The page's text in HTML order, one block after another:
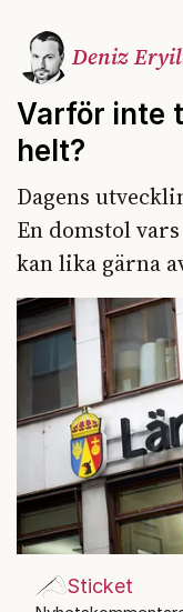
Deniz
Varför inte
helt?
Dagens
En domstol
kan lika gärna
Sticket